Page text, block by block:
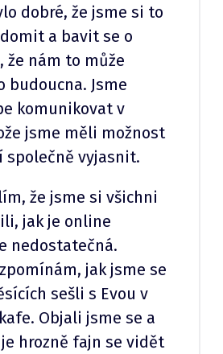
dobré, že jsme si to
a bavit se o
že nám to může
budoucna. Jsme
komunikovat v
jsme měli možnost
společně vyjasnit.
že jsme si všichni
jak je online
nedostatečná.
jak jsme se
sešli s Evou v
Objali jsme se a
hrozně fajn se vidět